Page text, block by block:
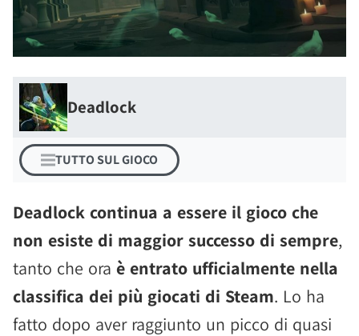
Deadlock
TUTTO SUL GIOCO
Deadlock continua a essere il gioco che
non esiste di maggior successo di sempre,
tanto che ora è entrato ufficialmente nella
classifica dei più giocati di Steam. Lo ha
fatto dopo aver raggiunto un picco di quasi